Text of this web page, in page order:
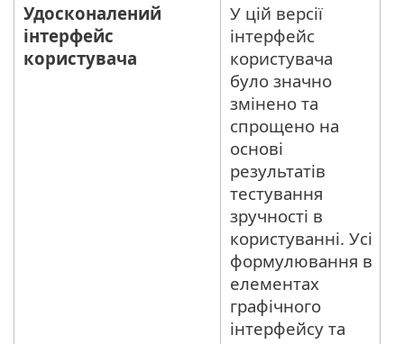
Удосконалений
інтерфейс
користувача
У цій версії
інтерфейс
користувача
було значно
змінено та
спрощено на
основі
результатів
тестування
зручності в
користуванні. Усі
формулювання в
елементах
графічного
інтерфейсу та